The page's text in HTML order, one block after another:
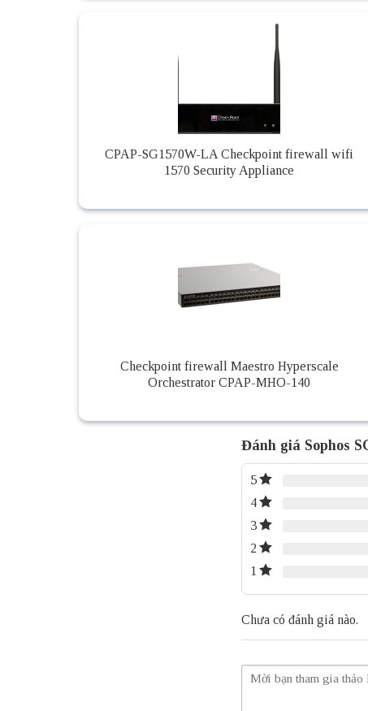
CPAP-SG1570W-LA Checkpoint firewall wifi
1570 Security Appliance
Checkpoint firewall Maestro Hyperscale
Orchestrator CPAP-MHO-140
Đánh giá Sophos
5
4
3
2
1
Chưa có đánh giá nào.